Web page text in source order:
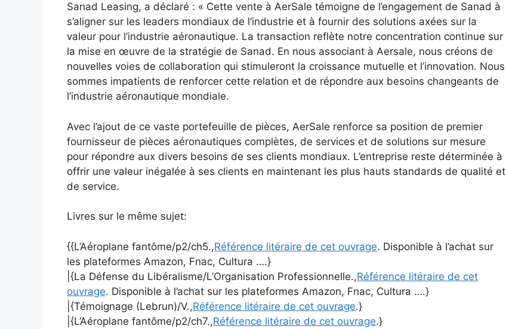
Sanad Leasing, a déclaré : « Cette vente à AerSale témoigne de l’engagement de Sanad à
s’aligner sur les leaders mondiaux de l’industrie et à fournir des solutions axées sur la
valeur pour l’industrie aéronautique. La transaction reflète notre concentration continue sur
la mise en œuvre de la stratégie de Sanad. En nous associant à Aersale, nous créons de
nouvelles voies de collaboration qui stimuleront la croissance mutuelle et l’innovation. Nous
sommes impatients de renforcer cette relation et de répondre aux besoins changeants de
l’industrie aéronautique mondiale.
Avec l’ajout de ce vaste portefeuille de pièces, AerSale renforce sa position de premier
fournisseur de pièces aéronautiques complètes, de services et de solutions sur mesure
pour répondre aux divers besoins de ses clients mondiaux. L’entreprise reste déterminée à
offrir une valeur inégalée à ses clients en maintenant les plus hauts standards de qualité et
de service.
Livres sur le même sujet:
{{L’Aéroplane fantôme/p2/ch5.,Référence litéraire de cet ouvrage. Disponible à l’achat sur
les plateformes Amazon, Fnac, Cultura ….}
|{La Défense du Libéralisme/L’Organisation Professionnelle.,Référence litéraire de cet
ouvrage. Disponible à l’achat sur les plateformes Amazon, Fnac, Cultura ….}
|{Témoignage (Lebrun)/V.,Référence litéraire de cet ouvrage.}
|{L’Aéroplane fantôme/p2/ch7.,Référence litéraire de cet ouvrage.}